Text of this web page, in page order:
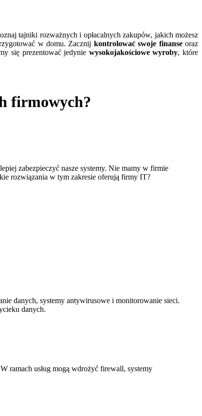
tajniki rozważnych i opłacalnych zakupów, jakich możesz
w domu. Zacznij kontrolować swoje finanseoraz
się prezentować jedynie wysokojakościowe wyroby, które
firmowych?
zabezpieczyć nasze systemy. Nie mamy w firmie
rozwiązania w tym zakresie oferują firmy IT?
danych, systemy antywirusowe i monitorowanie sieci.
danych.
ramach usług mogą wdrożyć firewall, systemy